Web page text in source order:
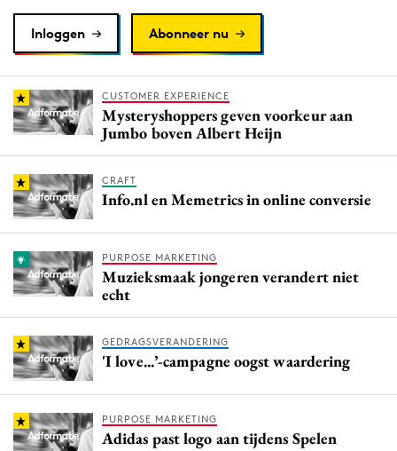
Purpose Marketing
Reputatie & crisis
Inloggen Abonneer nu
CUSTOMER EXPERIENCE
Mysteryshoppers geven voorkeur aan
Jumbo boven Albert Heijn
CRAFT
Info.nl en Memetrics in online conversie
PURPOSE MARKETING
Muzieksmaak jongeren verandert niet
echt
GEDRAGSVERANDERING
'I love...’-campagne oogst waardering
PURPOSE MARKETING
Adidas past logo aan tijdens Spelen